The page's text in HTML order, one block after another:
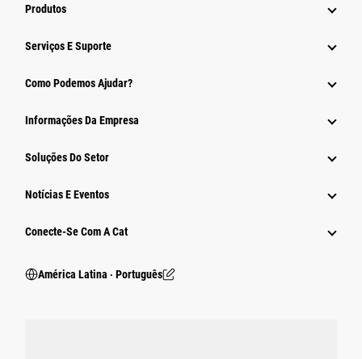
Produtos
Serviços E Suporte
Como Podemos Ajudar?
Informações Da Empresa
Soluções Do Setor
Notícias E Eventos
Conecte-Se Com A Cat
América Latina ‧ Português